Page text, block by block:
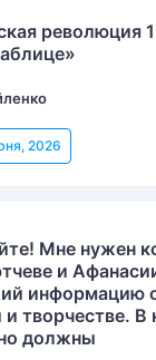
революция
2026
Мне нужен
и
информацию
творчестве. В
должны